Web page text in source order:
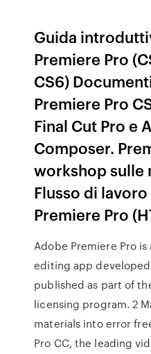
Guida
Premiere Pro
CS6)
Premiere Pro
Final Cut Pro e
Composer.
workshop sulle
Flusso di
Premiere Pro
Adobe Premiere Pro
editing app
published as part of
licensing program. 2
materials into error
Pro CC, the leading